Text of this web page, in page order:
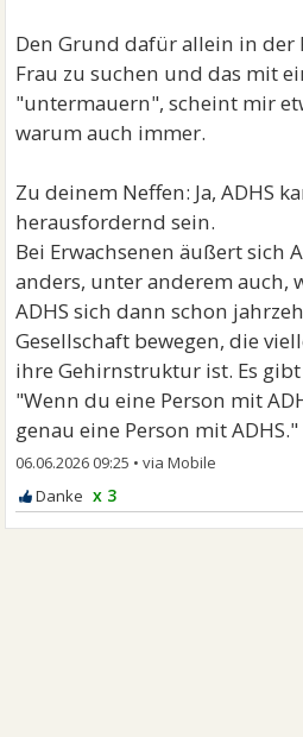
Den Grund dafür allein in der
Frau zu suchen und das mit
"untermauern", scheint mir
warum auch immer.
Zu deinem Neffen: Ja, ADHS
herausfordernd sein.
Bei Erwachsenen äußert sich
anders, unter anderem auch,
ADHS sich dann schon
Gesellschaft bewegen, die
ihre Gehirnstruktur ist. Es
"Wenn du eine Person mit
genau eine Person mit ADHS."
06.06.2026 09:25 •
x 3